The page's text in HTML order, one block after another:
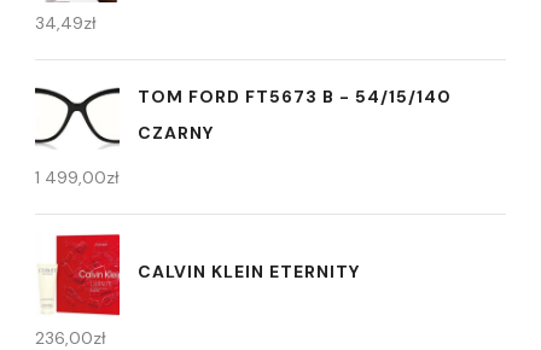
34,49zł
TOM FORD FT5673 B - 54/15/140
CZARNY
1 499,00zł
CALVIN KLEIN ETERNITY
236,00zł